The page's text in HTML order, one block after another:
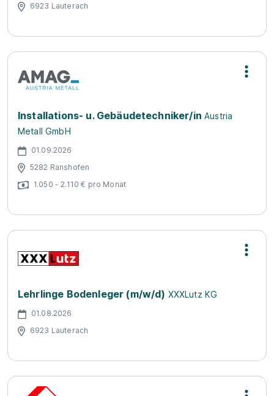
6923 Lauterach
Installations- u. Gebäudetechniker/in Austria
Metall GmbH
01.09.2026
5282 Ranshofen
1.050 - 2.110 € pro Monat
Lehrlinge Bodenleger (m/w/d) XXXLutz KG
01.08.2026
6923 Lauterach